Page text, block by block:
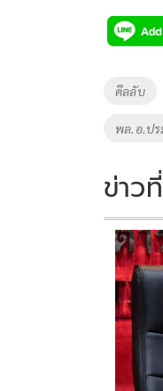
e
b
o
k
Tags
ดีลลับ
พล.อ.ปร
ข่าว